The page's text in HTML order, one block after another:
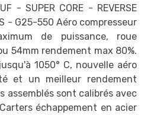
- SUPER CORE - REVERSE
- G25-550 Aéro compresseur
de puissance, roue
54mm rendement max 80%.
1050° C, nouvelle aéro
et un meilleur rendement
assemblés sont calibrés avec
échappement en acier